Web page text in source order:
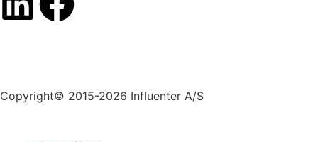
Copyright© 2015-2026 Influenter A/S